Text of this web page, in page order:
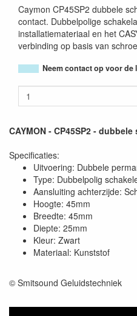
Caymon CP45SP2 dubbele
contact. Dubbelpolige
installatiemateriaal en het
verbinding op basis van
Neem contact op voor de
CAYMON - CP45SP2 -
Specificaties:
Uitvoering: Dubbele
Type: Dubbelpolig
Aansluiting achterzijde:
Hoogte: 45mm
Breedte: 45mm
Diepte: 25mm
Kleur: Zwart
Materiaal: Kunststof
© Smitsound Geluidstechniek